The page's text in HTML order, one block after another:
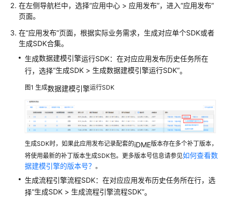
数
据
建
模
擎
用
设
计
态
使
用
指
南
在左侧导航栏中，选择“应用中心 > 应用发布”，进入“应用发布”
页面。
在“应用发布”页面，根据实际业务需求，生成对应单个SDK或者
生成SDK合集。
生成数据建模引擎运行SDK：在对应应用发布历史任务所在
行，选择“生成SDK > 生成数据建模引擎运行SDK”。
图1 生成数据建模引擎运行SDK
生成SDK时，如果此应用发布记录配套的iDME版本存在多个补丁版本，
将使用最新的补丁版本生成SDK包。更多版本号信息请参见如何查看数
据建模引擎的版本号？ 。
生成流程引擎流程SDK：在对应应用发布历史任务所在行，选
择“生成SDK > 生成流程引擎流程SDK”。